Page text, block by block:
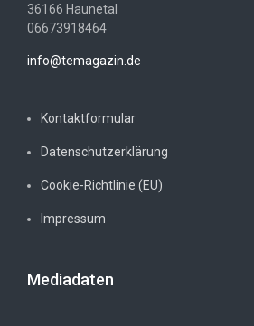
36166 Haunetal
06673918464
info@temagazin.de
Kontaktformular
Datenschutzerklärung
Cookie-Richtlinie (EU)
Impressum
Mediadaten